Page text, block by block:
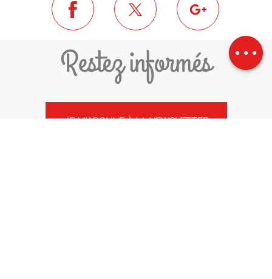
Dénivelé
Restez informés
JE M'ABONNE À LA NEWSLETTER